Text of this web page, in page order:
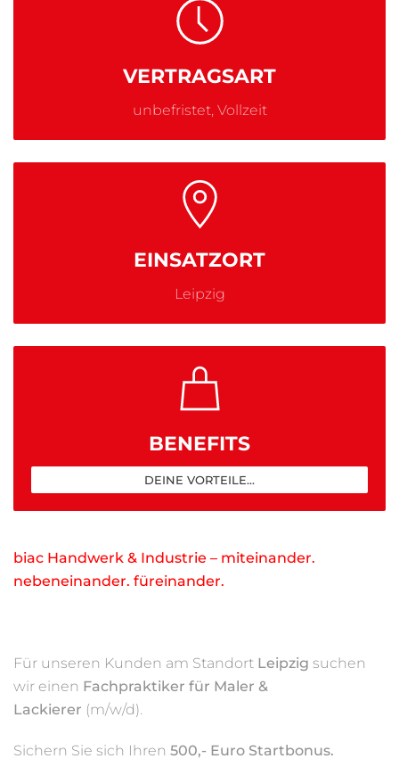
VERTRAGSART
unbefristet, Vollzeit
EINSATZORT
Leipzig
BENEFITS
DEINE VORTEILE...
biac Handwerk & Industrie – miteinander.
nebeneinander. füreinander.
Für unseren Kunden am Standort Leipzig suchen
wir einen Fachpraktiker für Maler &
Lackierer (m/w/d).
Sichern Sie sich Ihren 500,- Euro Startbonus.